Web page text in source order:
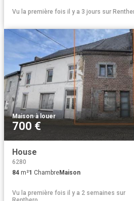
Vu la première fois il y a 3 jours sur
Maison·à louer
700 €
House
6280
84 m²1 ChambreMaison
Vu la première fois il y a 2 semaines sur